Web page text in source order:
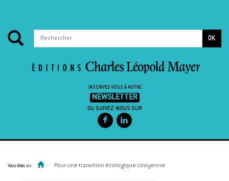
OK
INSCRIVEZ-VOUS À NOTRE
NEWSLETTER
OU SUIVEZ-NOUS SUR
Vous êtes ici: Pour une transition écologique citoyenne